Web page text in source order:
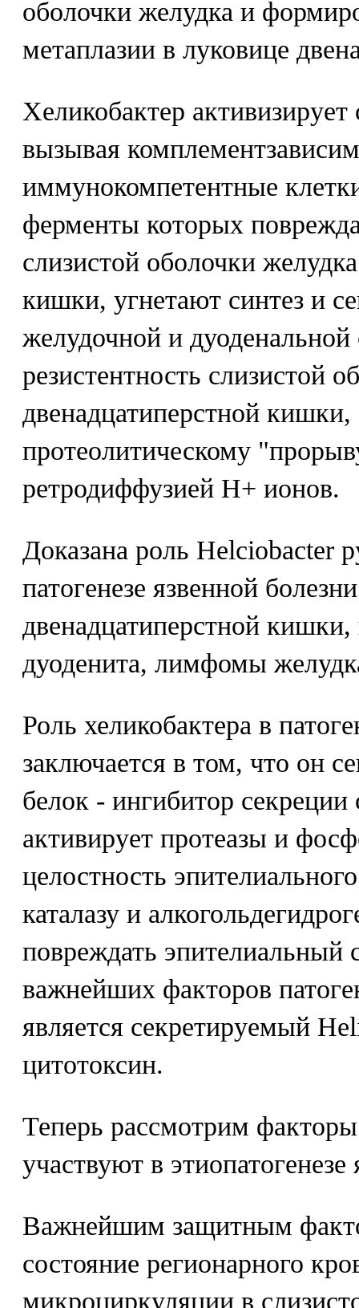
оболочки желудка и
метаплазии в луковице
Хеликобактер
вызывая
иммунокомпетентные
ферменты которых
слизистой оболочки
кишки, угнетают синтез и
желудочной и
резистентность слизистой
двенадцатиперстной
протеолитическому
ретродиффузией Н+ ионов.
Доказана роль Helciobacter
патогенезе язвенной
двенадцатиперстной кишки,
дуоденита, лимфомы
Роль хеликобактера в
заключается в том, что он
белок - ингибитор
активирует протеазы и
целостность
каталазу и
повреждать
важнейших факторов
является секретируемый
цитотоксин.
Теперь рассмотрим
участвуют в
Важнейшим защитным
состояние регионарного
микроциркуляции в